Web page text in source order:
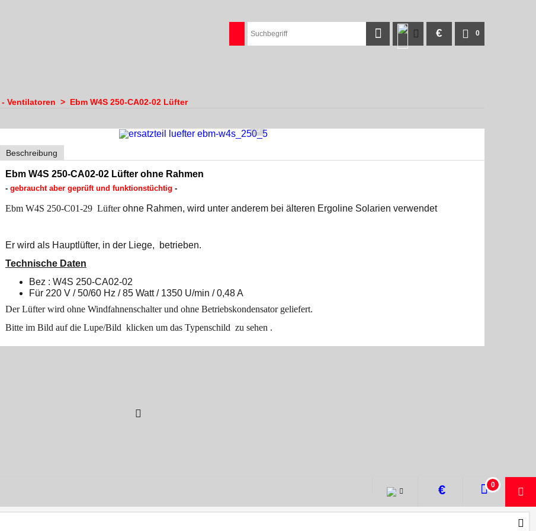
0
€
Ventilatoren > Ebm W4S 250-CA02-02 Lüfter
Beschreibung
Ebm W4S 250-CA02-02 Lüfter ohne Rahmen
- gebraucht aber geprüft und funktionstüchtig -
Ebm W4S 250-C01-29 Lüfterohne Rahmen, wird unter anderem bei älteren Ergoline Solarien verwendet
Er wird als Hauptlüfter, in der Liege, betrieben.
Technische Daten
Bez : W4S 250-CA02-02
Für 220 V / 50/60 Hz / 85 Watt / 1350 U/min / 0,48 A
Der Lüfter wird ohne Windfahnenschalter und ohne Betriebskondensator geliefert.
Bitte im Bild auf die Lupe/Bild klicken um das Typenschild zu sehen .
0
€